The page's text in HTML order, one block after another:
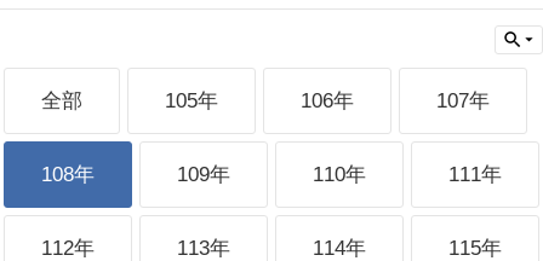
全部 105年 106年 107年
108年 109年 110年 111年
112年 113年 114年 115年